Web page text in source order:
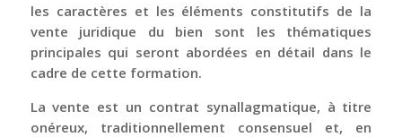
les caractères et les éléments constitutifs de la
vente juridique du bien sont les thématiques
principales qui seront abordées en détail dans le
cadre de cette formation.
La vente est un contrat synallagmatique, à titre
onéreux, traditionnellement consensuel et, en